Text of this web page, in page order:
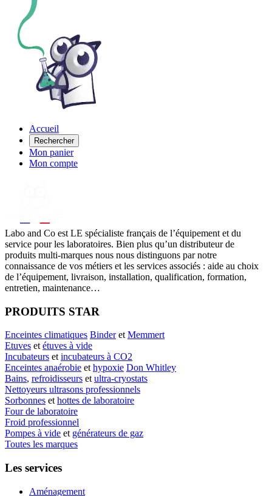
Accueil
Rechercher
Mon panier
Mon compte
Labo and Co est LE spécialiste français de l’équipement et du
service pour les laboratoires. Bien plus qu’un distributeur de
produits multi-marques nous nous distinguons par notre
connaissance de vos métiers et les services associés : aide au choix
de l’équipement, livraison, installation, qualification, formation,
entretien, maintenance…
PRODUITS STAR
Enceintes climatiques Binderet Memmert
Etuves et étuves à vide
Incubateurs et incubateurs à CO2
Enceintes anaérobie et hypoxie Don Whitley
Bains, refroidisseurs et ultra-cryostats
Nettoyeurs ultrasons professionnels
Sorbonnes et hottes de laboratoire
Four de laboratoire
Froid professionnel
Pompes à vide et générateurs de gaz
Toutes les marques
Les services
Aménagement